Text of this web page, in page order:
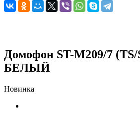
Домофон ST-M209/7
БЕЛЫЙ
Новинка